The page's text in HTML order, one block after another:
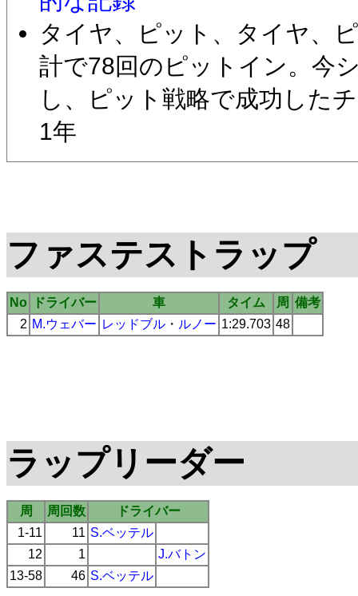
タイヤ、ピット、タイヤ、
計で78回のピットイン。今
し、ピット戦略で成功した
1年
ファステストラップ
No ドライバー 車 タイム 周 備考
2 M.ウェバー レッドブル ・ ルノー 1:29.703 48
ラップリーダー
周 周回数
ドライバー
1-11
11 S.ベッテル
12
1
J.バトン
13-58
46 S.ベッテル